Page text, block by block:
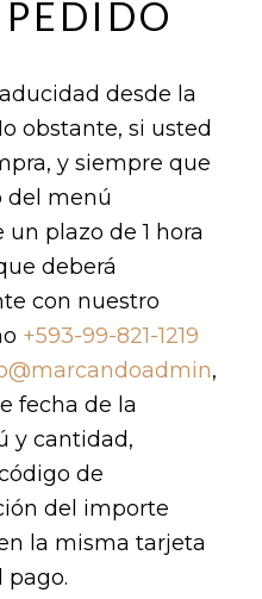
desde la
obstante, si usted
y siempre que
del menú
plazo de 1 hora
deberá
con nuestro
+593-99-821-1219
,
fecha de la
y cantidad,
de
del importe
la misma tarjeta
pago.